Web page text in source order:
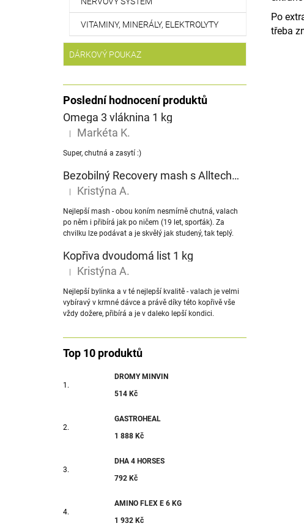
VITAMINY, MINERÁLY, ELEKTROLYTY
DÁRKOVÝ POUKAZ
Poslední hodnocení produktů
Omega 3 vláknina 1 kg
Hodnocení produktu je 5 z 5 hvězdiček.
Markéta K.
Super, chutná a zasytí :)
Bezobilný Recovery mash s Alltech® NuPro nukleotidy
Hodnocení produktu je 5 z 5 hvězdiček.
Kristýna A.
Nejlepší mash - obou koním nesmírně chutná, valach
po něm i přibírá jak po ničem (19 let, sporťák). Za
chvilku lze podávat a je skvělý jak studený, tak teplý.
Kopřiva dvoudomá list 1 kg
Hodnocení produktu je 5 z 5 hvězdiček.
Kristýna A.
Nejlepší bylinka a v té nejlepší kvalitě - valach je velmi
vybíravý v krmné dávce a právě díky této kopřivě vše
vždy dožere, přibírá a je v daleko lepší kondici.
Top 10 produktů
DROMY MINVIN
514 Kč
GASTROHEAL
1 888 Kč
DHA 4 HORSES
792 Kč
AMINO FLEX E 6 KG
1 932 Kč
Po
třeba